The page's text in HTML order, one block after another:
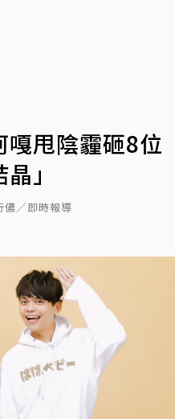
嘎甩陰霾砸8位
」
儂／即時報導